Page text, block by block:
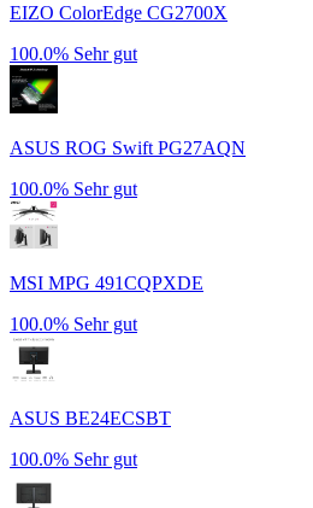
EIZO ColorEdge CG2700X
100.0% Sehr gut
ASUS ROG Swift PG27AQN
100.0% Sehr gut
MSI MPG 491CQPXDE
100.0% Sehr gut
ASUS BE24ECSBT
100.0% Sehr gut